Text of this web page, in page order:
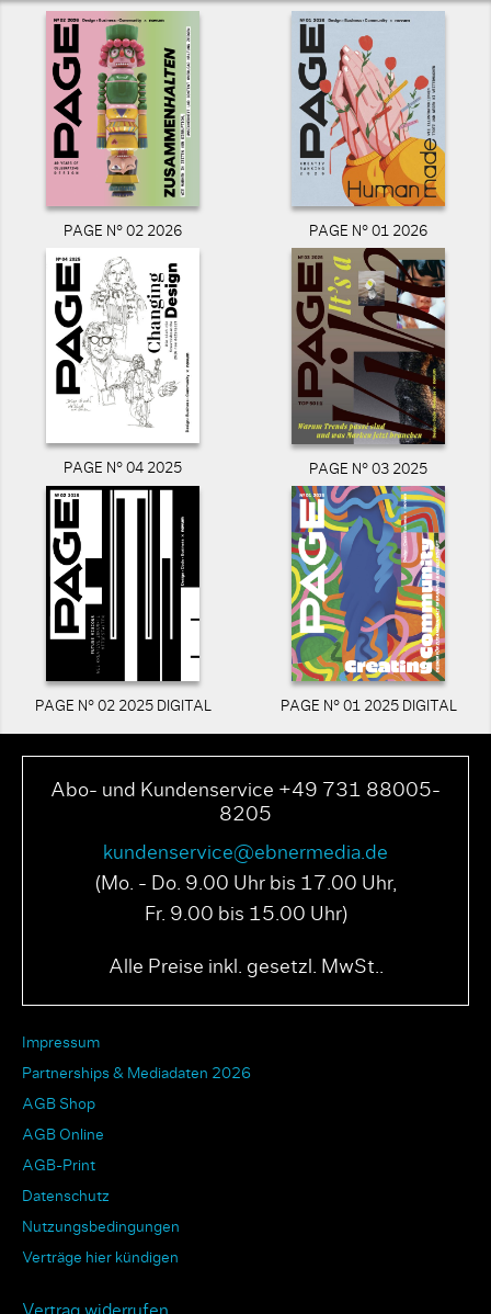
PAGE N° 02 2026 PAGE N° 01 2026
PAGE N° 04 2025 PAGE N° 03 2025
PAGE N° 02 2025 DIGITAL PAGE N° 01 2025 DIGITAL
Abo- und Kundenservice +49 731 88005-
8205
kundenservice@ebnermedia.de
(Mo. - Do. 9.00 Uhr bis 17.00 Uhr,
Fr. 9.00 bis 15.00 Uhr)
Alle Preise inkl. gesetzl. MwSt..
Impressum
Partnerships & Mediadaten 2026
AGB Shop
AGB Online
AGB-Print
Datenschutz
Nutzungsbedingungen
Verträge hier kündigen